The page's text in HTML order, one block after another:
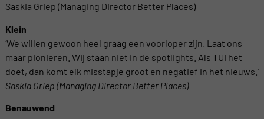
Saskia Griep (Managing Director Better Places)
Klein
‘We willen gewoon heel graag een voorloper zijn. Laat ons
maar pionieren. Wij staan niet in de spotlights. Als TUI het
doet, dan komt elk misstapje groot en negatief in het nieuws.’
Saskia Griep (Managing Director Better Places)
Benauwend